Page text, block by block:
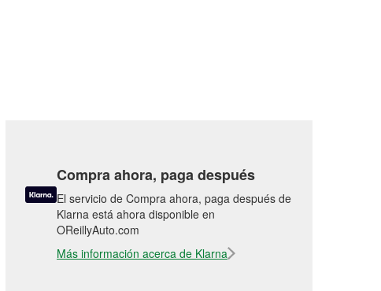
Compra ahora, paga después
El servicio de Compra ahora, paga después de
Klarna está ahora disponible en
OReillyAuto.com
Más información acerca de Klarna